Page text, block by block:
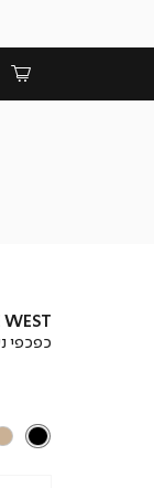
WEST
כפכפי